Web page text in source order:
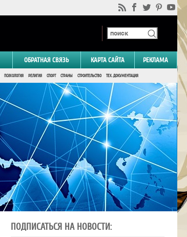
ОБРАТНАЯ СВЯЗЬ КАРТА САЙТА РЕКЛАМА
ПСИХОЛОГИЯ РЕЛИГИЯ СПОРТ СТРАНЫ СТРОИТЕЛЬСТВО ТЕХ. ДОКУМЕНТАЦИЯ
ПОДПИСАТЬСЯ НА НОВОСТИ: